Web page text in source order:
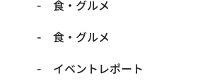
​食・グルメ
​食・グルメ
イベントレポート